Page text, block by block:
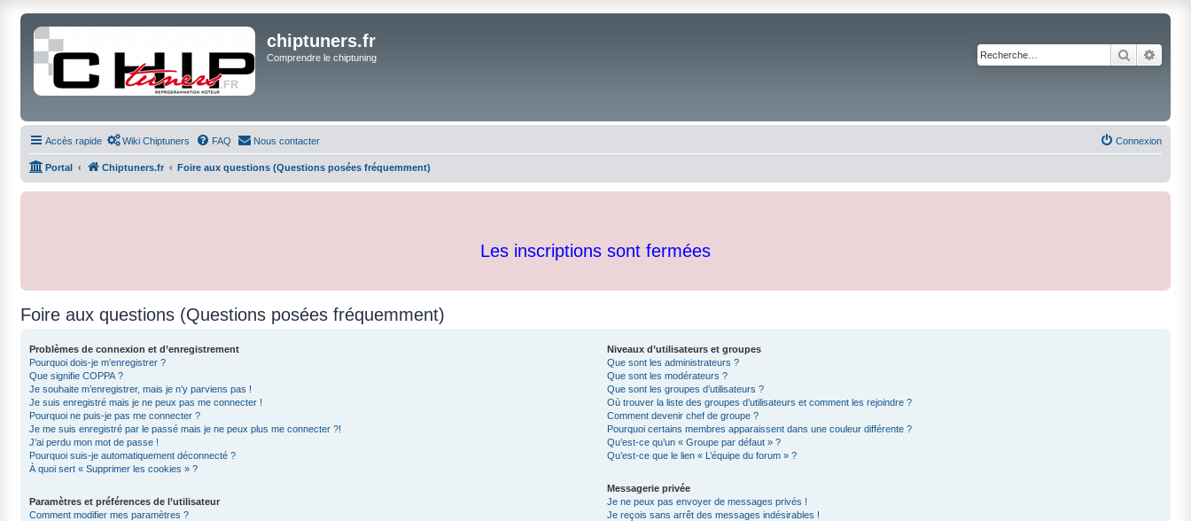
chiptuners.fr
Comprendre le chiptuning Rechercher
Accès rapide Wiki Chiptuners FAQ Nous contacter Connexion
Portal Chiptuners.fr Foire aux questions (Questions posées fréquemment)
Les inscriptions sont fermées
Foire aux questions (Questions posées fréquemment)
Problèmes de connexion et d’enregistrement
Pourquoi dois-je m’enregistrer ?
Que signifie COPPA ?
Je souhaite m’enregistrer, mais je n’y parviens pas !
Je suis enregistré mais je ne peux pas me connecter !
Pourquoi ne puis-je pas me connecter ?
Je me suis enregistré par le passé mais je ne peux plus me connecter ?!
J’ai perdu mon mot de passe !
Pourquoi suis-je automatiquement déconnecté ?
À quoi sert « Supprimer les cookies » ?
Paramètres et préférences de l’utilisateur
Comment modifier mes paramètres ?
Niveaux d’utilisateurs et groupes
Que sont les administrateurs ?
Que sont les modérateurs ?
Que sont les groupes d’utilisateurs ?
Où trouver la liste des groupes d’utilisateurs et comment les rejoindre ?
Comment devenir chef de groupe ?
Pourquoi certains membres apparaissent dans une couleur différente ?
Qu’est-ce qu’un « Groupe par défaut » ?
Qu’est-ce que le lien « L’équipe du forum » ?
Messagerie privée
Je ne peux pas envoyer de messages privés !
Je reçois sans arrêt des messages indésirables !